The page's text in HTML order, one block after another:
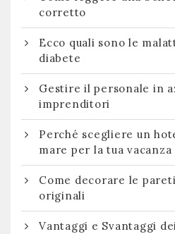
corretto
Ecco quali sono le
diabete
Gestire il personale in
imprenditori
Perché scegliere un
mare per la tua
Come decorare le
originali
Vantaggi e Svantaggi